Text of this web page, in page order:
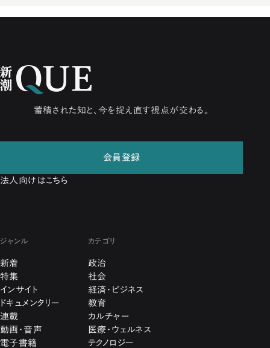
蓄積された知と、今を捉え直す視点が交わる。
会員登録
法人向けはこちら
ジャンル
新着
特集
インサイト
ドキュメンタリー
連載
動画・音声
電子書籍
カテゴリ
政治
社会
経済・ビジネス
教育
カルチャー
医療・ウェルネス
テクノロジー